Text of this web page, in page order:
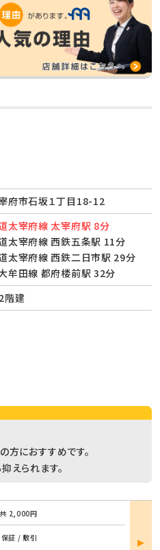
府市石坂１丁目18-12
太宰府線 太宰府駅 8分
太宰府線 西鉄五条駅 11分
太宰府線 西鉄二日市駅 29分
牟田線 都府楼前駅 32分
階建
方におすすめです。
えられます。
2,000円
証 / 敷引
部屋